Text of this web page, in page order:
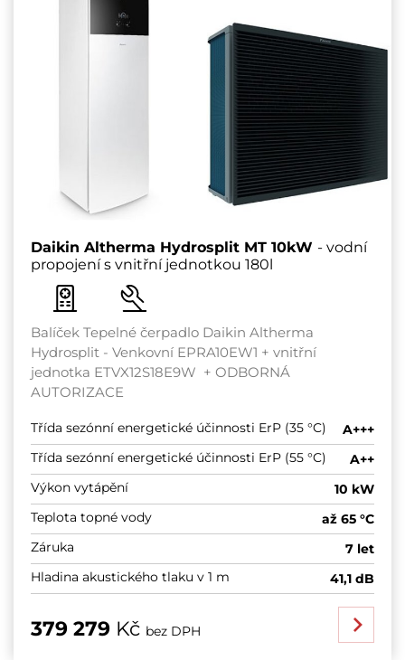
Daikin Altherma Hydrosplit MT 10kW - vodní
propojení s vnitřní jednotkou 180l
Balíček Tepelné čerpadlo Daikin Altherma
Hydrosplit - Venkovní EPRA10EW1 + vnitřní
jednotka ETVX12S18E9W + ODBORNÁ
AUTORIZACE
Třída sezónní energetické účinnosti ErP (35 °C)
A+++
Třída sezónní energetické účinnosti ErP (55 °C)
A++
Výkon vytápění
10 kW
Teplota topné vody
až 65 °C
Záruka
7 let
Hladina akustického tlaku v 1 m
41,1 dB
379 279 Kč bez DPH